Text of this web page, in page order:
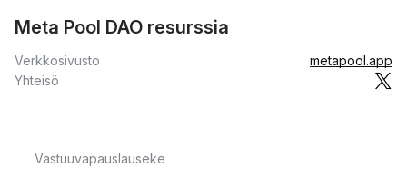
Meta Pool DAO resurssia
Verkkosivusto
metapool.app
Yhteisö
Vastuuvapauslauseke